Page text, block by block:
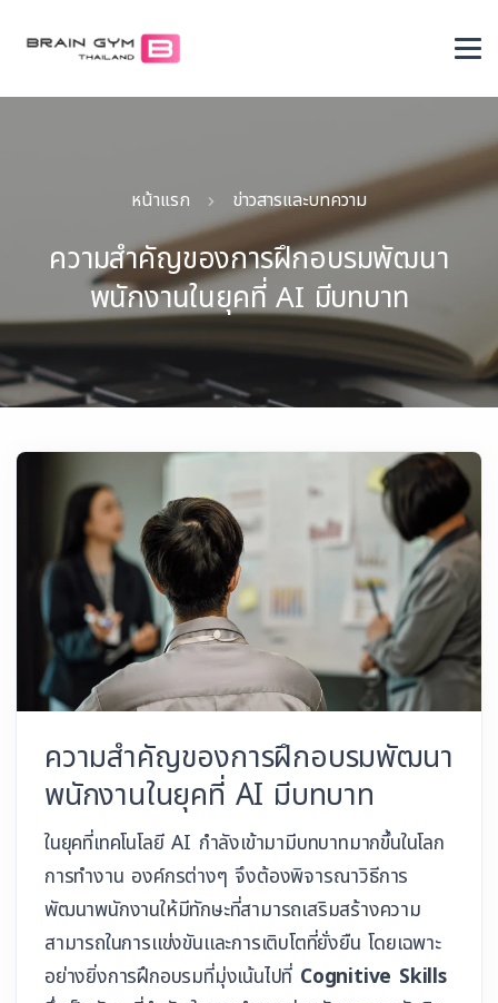
หน้าแรก ข่าวสารและบทความ
ความสำคัญของการฝึกอบรมพัฒนา
พนักงานในยุคที่ AI มีบทบาท
ความสำคัญของการฝึกอบรมพัฒนา
พนักงานในยุคที่ AI มีบทบาท
ในยุคที่เทคโนโลยี AI กำลังเข้ามามีบทบาทมากขึ้นในโลก
การทำงาน องค์กรต่างๆ จึงต้องพิจารณาวิธีการ
พัฒนาพนักงานให้มีทักษะที่สามารถเสริมสร้างความ
สามารถในการแข่งขันและการเติบโตที่ยั่งยืน โดยเฉพาะ
อย่างยิ่งการฝึกอบรมที่มุ่งเน้นไปที่ Cognitive Skills